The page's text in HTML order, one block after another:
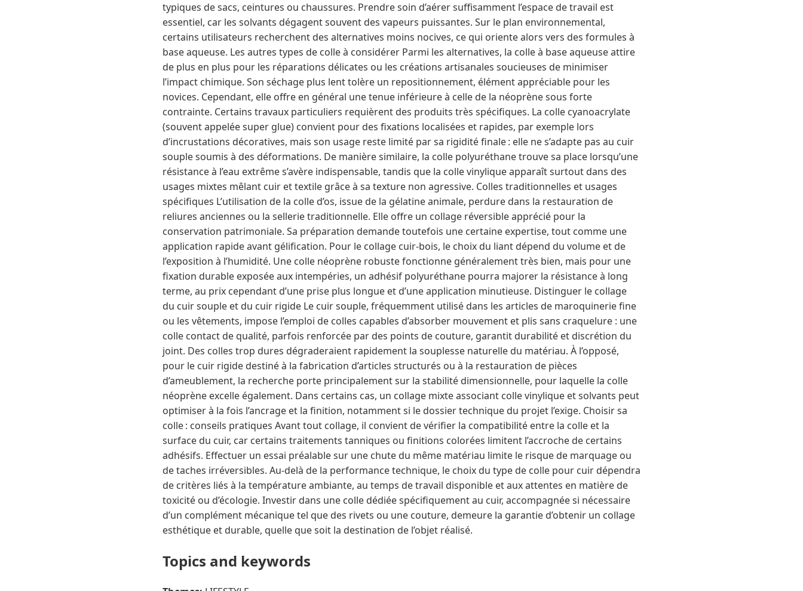
typiques de sacs, ceintures ou chaussures. Prendre soin d’aérer suffisamment l’espace de travail est
essentiel, car les solvants dégagent souvent des vapeurs puissantes. Sur le plan environnemental,
certains utilisateurs recherchent des alternatives moins nocives, ce qui oriente alors vers des formules à
base aqueuse. Les autres types de colle à considérer Parmi les alternatives, la colle à base aqueuse attire
de plus en plus pour les réparations délicates ou les créations artisanales soucieuses de minimiser
l’impact chimique. Son séchage plus lent tolère un repositionnement, élément appréciable pour les
novices. Cependant, elle offre en général une tenue inférieure à celle de la néoprène sous forte
contrainte. Certains travaux particuliers requièrent des produits très spécifiques. La colle cyanoacrylate
(souvent appelée super glue) convient pour des fixations localisées et rapides, par exemple lors
d’incrustations décoratives, mais son usage reste limité par sa rigidité finale : elle ne s’adapte pas au cuir
souple soumis à des déformations. De manière similaire, la colle polyuréthane trouve sa place lorsqu’une
résistance à l’eau extrême s’avère indispensable, tandis que la colle vinylique apparaît surtout dans des
usages mixtes mêlant cuir et textile grâce à sa texture non agressive. Colles traditionnelles et usages
spécifiques L’utilisation de la colle d’os, issue de la gélatine animale, perdure dans la restauration de
reliures anciennes ou la sellerie traditionnelle. Elle offre un collage réversible apprécié pour la
conservation patrimoniale. Sa préparation demande toutefois une certaine expertise, tout comme une
application rapide avant gélification. Pour le collage cuir-bois, le choix du liant dépend du volume et de
l’exposition à l’humidité. Une colle néoprène robuste fonctionne généralement très bien, mais pour une
fixation durable exposée aux intempéries, un adhésif polyuréthane pourra majorer la résistance à long
terme, au prix cependant d’une prise plus longue et d’une application minutieuse. Distinguer le collage
du cuir souple et du cuir rigide Le cuir souple, fréquemment utilisé dans les articles de maroquinerie fine
ou les vêtements, impose l’emploi de colles capables d’absorber mouvement et plis sans craquelure : une
colle contact de qualité, parfois renforcée par des points de couture, garantit durabilité et discrétion du
joint. Des colles trop dures dégraderaient rapidement la souplesse naturelle du matériau. À l’opposé,
pour le cuir rigide destiné à la fabrication d’articles structurés ou à la restauration de pièces
d’ameublement, la recherche porte principalement sur la stabilité dimensionnelle, pour laquelle la colle
néoprène excelle également. Dans certains cas, un collage mixte associant colle vinylique et solvants peut
optimiser à la fois l’ancrage et la finition, notamment si le dossier technique du projet l’exige. Choisir sa
colle : conseils pratiques Avant tout collage, il convient de vérifier la compatibilité entre la colle et la
surface du cuir, car certains traitements tanniques ou finitions colorées limitent l’accroche de certains
adhésifs. Effectuer un essai préalable sur une chute du même matériau limite le risque de marquage ou
de taches irréversibles. Au-delà de la performance technique, le choix du type de colle pour cuir dépendra
de critères liés à la température ambiante, au temps de travail disponible et aux attentes en matière de
toxicité ou d’écologie. Investir dans une colle dédiée spécifiquement au cuir, accompagnée si nécessaire
d’un complément mécanique tel que des rivets ou une couture, demeure la garantie d’obtenir un collage
esthétique et durable, quelle que soit la destination de l’objet réalisé.
Topics and keywords